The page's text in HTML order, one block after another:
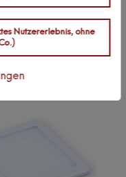
Nutzererlebnis, ohne